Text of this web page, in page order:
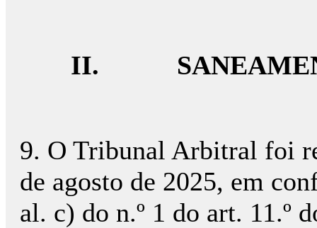
II.
9. O Tribunal Arbitral foi
de agosto de 2025, em
al. c) do n.º 1 do art. 11.º